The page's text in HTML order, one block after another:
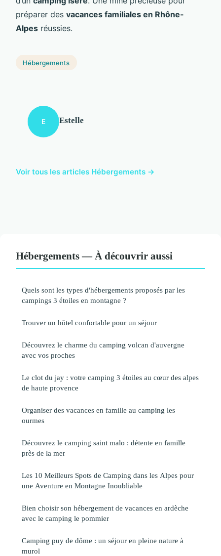
préparer des vacances familiales en Rhône-
Alpes réussies.
Hébergements
E Estelle
Voir tous les articles Hébergements →
Hébergements — À découvrir aussi
Quels sont les types d'hébergements proposés par les
campings 3 étoiles en montagne ?
Trouver un hôtel confortable pour un séjour
Découvrez le charme du camping volcan d'auvergne
avec vos proches
Le clot du jay : votre camping 3 étoiles au cœur des alpes
de haute provence
Organiser des vacances en famille au camping les
ourmes
Découvrez le camping saint malo : détente en famille
près de la mer
Les 10 Meilleurs Spots de Camping dans les Alpes pour
une Aventure en Montagne Inoubliable
Bien choisir son hébergement de vacances en ardèche
avec le camping le pommier
Camping puy de dôme : un séjour en pleine nature à
murol